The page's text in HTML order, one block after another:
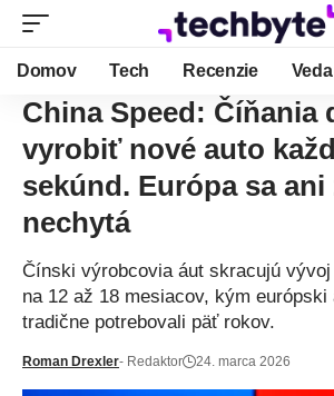
Domov Tech Recenzie Veda
China Speed: Číňania
vyrobiť nové auto
sekúnd. Európa sa ani
nechytá
Čínski výrobcovia áut skracujú
na 12 až 18 mesiacov, kým
tradične potrebovali päť rokov.
Roman Drexler- Redaktor 24. marca 2026